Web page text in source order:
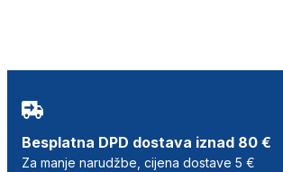
Besplatna DPD dostava iznad 80 €
Za manje narudžbe, cijena dostave 5 €